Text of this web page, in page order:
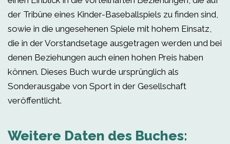
der Tribüne eines Kinder-Baseballspiels zu finden sind,
sowie in die ungesehenen Spiele mit hohem Einsatz,
die in der Vorstandsetage ausgetragen werden und bei
denen Beziehungen auch einen hohen Preis haben
können. Dieses Buch wurde ursprünglich als
Sonderausgabe von Sport in der Gesellschaft
veröffentlicht.
Weitere Daten des Buches: